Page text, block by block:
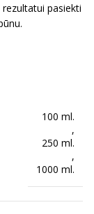
pasiekti
100 ml.
,
250 ml.
,
1000 ml.